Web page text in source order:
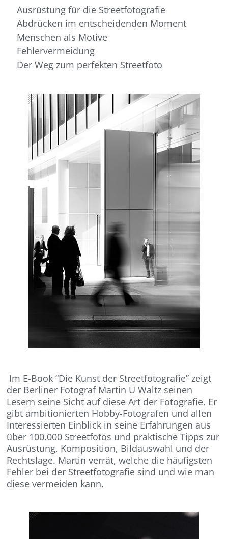
Ausrüstung für die Streetfotografie
Abdrücken im entscheidenden Moment
Menschen als Motive
Fehlervermeidung
Der Weg zum perfekten Streetfoto
Im E-Book “Die Kunst der Streetfotografie” zeigt
der Berliner Fotograf Martin U Waltz seinen
Lesern seine Sicht auf diese Art der Fotografie. Er
gibt ambitionierten Hobby-Fotografen und allen
Interessierten Einblick in seine Erfahrungen aus
über 100.000 Streetfotos und praktische Tipps zur
Ausrüstung, Komposition, Bildauswahl und der
Rechtslage. Martin verrät, welche die häufigsten
Fehler bei der Streetfotografie sind und wie man
diese vermeiden kann.